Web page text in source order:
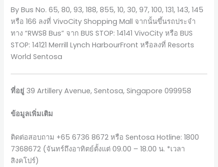
By Bus No. 65, 80, 93, 188, 855, 10, 30, 97, 100, 131, 143, 145
หรือ 166 ลงที่ VivoCity Shopping Mall จากนั้นขึ้นรถประจำ
ทาง “RWS8 Bus” จาก BUS STOP: 14141 VivoCity หรือ BUS
STOP: 14121 Merrill Lynch HarbourFront หรือลงที่ Resorts
World Sentosa
ที่อยู่ 39 Artillery Avenue, Sentosa, Singapore 099958
ข้อมูลเพิ่มเติม
ติดต่อสอบถาม +65 6736 8672 หรือ Sentosa Hotline: 1800
7368672 (จันทร์ถึงอาทิตย์ตั้งแต่ 09.00 – 18.00 น. *เวลา
สิงคโปร์)